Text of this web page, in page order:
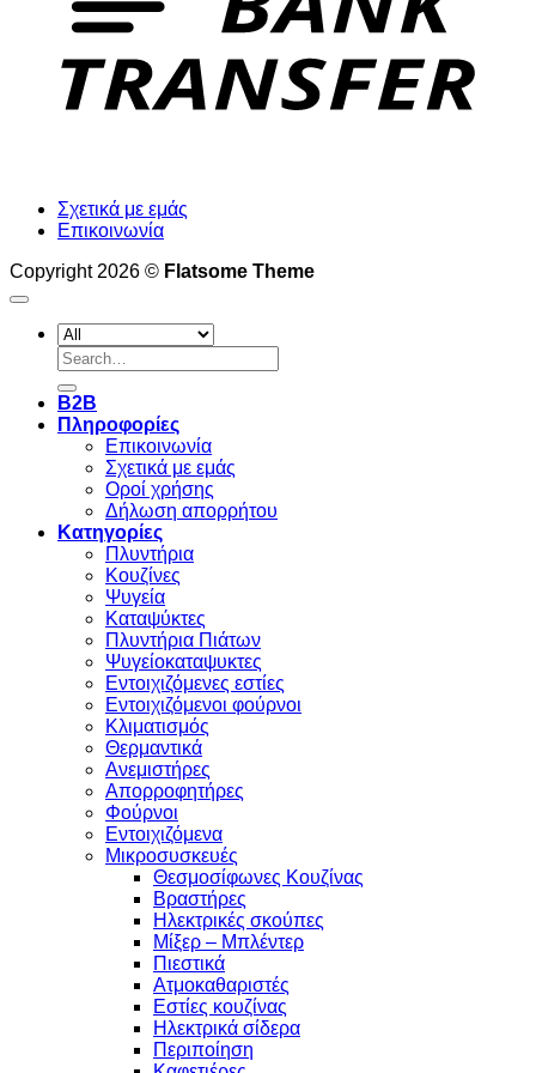
Σχετικά με εμάς
Επικοινωνία
Copyright 2026 © Flatsome Theme
Search
for:
B2B
Πληροφορίες
Επικοινωνία
Σχετικά με εμάς
Οροί χρήσης
Δήλωση απορρήτου
Κατηγορίες
Πλυντήρια
Κουζίνες
Ψυγεία
Καταψύκτες
Πλυντήρια Πιάτων
Ψυγείοκαταψυκτες
Εντοιχιζόμενες εστίες
Εντοιχιζόμενοι φούρνοι
Κλιματισμός
Θερμαντικά
Ανεμιστήρες
Απορροφητήρες
Φούρνοι
Εντoιχιζόμενα
Μικροσυσκευές
Θεσμοσίφωνες Κουζίνας
Βραστήρες
Ηλεκτρικές σκούπες
Μίξερ – Μπλέντερ
Πιεστικά
Ατμοκαθαριστές
Εστίες κουζίνας
Ηλεκτρικά σίδερα
Περιποίηση